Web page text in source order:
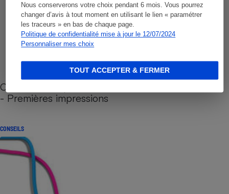
Nous conserverons votre choix pendant 6 mois. Vous pourrez
changer d’avis à tout moment en utilisant le lien « paramétrer
les traceurs » en bas de chaque page.
Politique de confidentialité mise à jour le 12/07/2024
Personnaliser mes choix
TOUT ACCEPTER & FERMER
Cafetière à capsules zéro déchet CoffeeB (vidéo)
- Premières impressions
CONSEILS